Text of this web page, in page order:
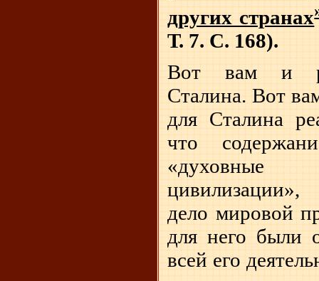
других странах
Т. 7. С. 168).
Вот вам и
Сталина. Вот
для Сталина
что
«духовные
дело мировой
для него были
всей его